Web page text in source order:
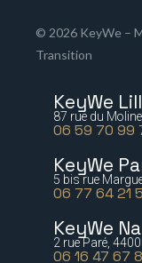
© 2026 KeyWe –
Transition
KeyWe
87 rue du
06 59 70 99
KeyWe
5 bis rue
06 77 64 21
KeyWe
2 rue Paré,
06 16 47 67